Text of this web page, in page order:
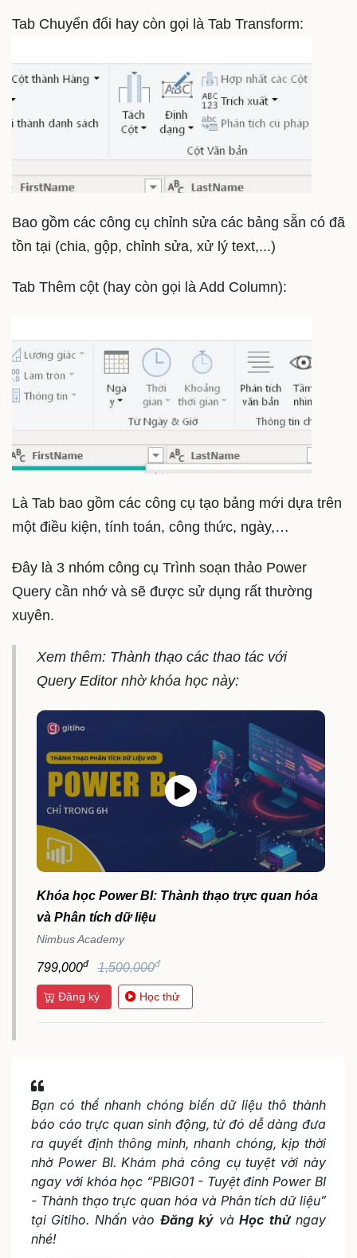
Tab Chuyển đổi hay còn gọi là Tab Transform:
Bao gồm các công cụ chỉnh sửa các bảng sẵn có đã
tồn tại (chia, gộp, chỉnh sửa, xử lý text,...)
Tab Thêm cột (hay còn gọi là Add Column):
Là Tab bao gồm các công cụ tạo bảng mới dựa trên
một điều kiện, tính toán, công thức, ngày,…
Đây là 3 nhóm công cụ Trình soạn thảo Power
Query cần nhớ và sẽ được sử dụng rất thường
xuyên.
Xem thêm: Thành thạo các thao tác với
Query Editor nhờ khóa học này:
Khóa học Power BI: Thành thạo trực quan hóa
và Phân tích dữ liệu
Nimbus Academy
799,000đ 1,500,000đ
Đăng ký Học thử
Bạn có thể nhanh chóng biến dữ liệu thô thành
báo cáo trực quan sinh động, từ đó dễ dàng đưa
ra quyết định thông minh, nhanh chóng, kịp thời
nhờ Power BI. Khám phá công cụ tuyệt vời này
ngay với khóa học “PBIG01 - Tuyệt đỉnh Power BI
- Thành thạo trực quan hóa và Phân tích dữ liệu”
tại Gitiho. Nhấn vào Đăng ký vàHọc thửngay
nhé!